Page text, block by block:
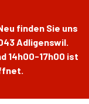
finden Sie uns
Adligenswil.
14h00-17h00 ist